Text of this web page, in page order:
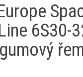
6S30-